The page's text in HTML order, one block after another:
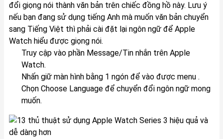
đổi giọng nói thành văn bản trên chiếc đồng hồ này. Lưu ý
nếu bạn đang sử dụng tiếng Anh mà muốn văn bản chuyển
sang Tiếng Việt thì phải cài đặt lại ngôn ngữ để Apple
Watch hiểu được giọng nói.
Truy cập vào phần Message/Tin nhắn trên Apple
Watch.
Nhấn giữ màn hình bằng 1 ngón để vào được menu .
Chọn Choose Language để chuyển đổi ngôn ngữ mong
muốn.